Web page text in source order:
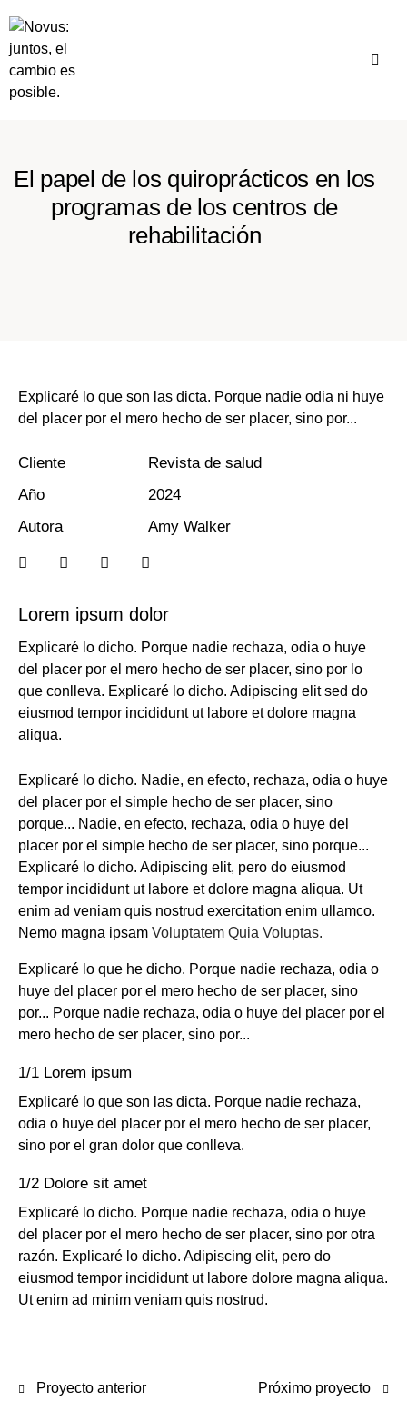
El papel de los quiroprácticos en los
programas de los centros de
rehabilitación
Explicaré lo que son las dicta. Porque nadie odia ni huye
del placer por el mero hecho de ser placer, sino por...
Cliente
Revista de salud
Año
2024
Autora
Amy Walker
Lorem ipsum dolor
Explicaré lo dicho. Porque nadie rechaza, odia o huye
del placer por el mero hecho de ser placer, sino por lo
que conlleva. Explicaré lo dicho. Adipiscing elit sed do
eiusmod tempor incididunt ut labore et dolore magna
aliqua.
Explicaré lo dicho. Nadie, en efecto, rechaza, odia o huye
del placer por el simple hecho de ser placer, sino
porque... Nadie, en efecto, rechaza, odia o huye del
placer por el simple hecho de ser placer, sino porque...
Explicaré lo dicho. Adipiscing elit, pero do eiusmod
tempor incididunt ut labore et dolore magna aliqua. Ut
enim ad veniam quis nostrud exercitation enim ullamco.
Nemo magna ipsam Voluptatem Quia Voluptas.
Explicaré lo que he dicho. Porque nadie rechaza, odia o
huye del placer por el mero hecho de ser placer, sino
por... Porque nadie rechaza, odia o huye del placer por el
mero hecho de ser placer, sino por...
1/1 Lorem ipsum
Explicaré lo que son las dicta. Porque nadie rechaza,
odia o huye del placer por el mero hecho de ser placer,
sino por el gran dolor que conlleva.
1/2 Dolore sit amet
Explicaré lo dicho. Porque nadie rechaza, odia o huye
del placer por el mero hecho de ser placer, sino por otra
razón. Explicaré lo dicho. Adipiscing elit, pero do
eiusmod tempor incididunt ut labore dolore magna aliqua.
Ut enim ad minim veniam quis nostrud.
Proyecto anterior Próximo proyecto